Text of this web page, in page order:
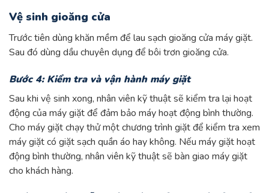
Vệ sinh gioăng cửa
Trước tiên dùng khăn mềm để lau sạch gioăng cửa máy giặt.
Sau đó dùng dầu chuyên dụng để bôi trơn gioăng cửa.
Bước 4: Kiểm tra và vận hành máy giặt
Sau khi vệ sinh xong, nhân viên kỹ thuật sẽ kiểm tra lại hoạt
động của máy giặt để đảm bảo máy hoạt động bình thường.
Cho máy giặt chạy thử một chương trình giặt để kiểm tra xem
máy giặt có giặt sạch quần áo hay không. Nếu máy giặt hoạt
động bình thường, nhân viên kỹ thuật sẽ bàn giao máy giặt
cho khách hàng.